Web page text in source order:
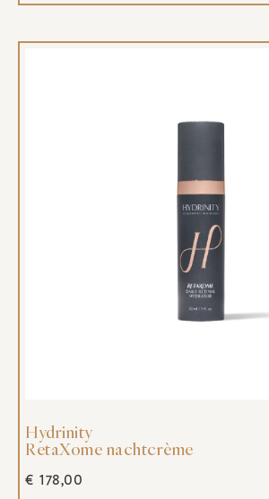
Hydrinity
RetaXome nachtcrème
€ 178,00